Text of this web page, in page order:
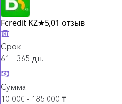
Fcredit KZ★5,01 отзыв
Срок
61 – 365 дн.
Сумма
10 000 - 185 000 ₸